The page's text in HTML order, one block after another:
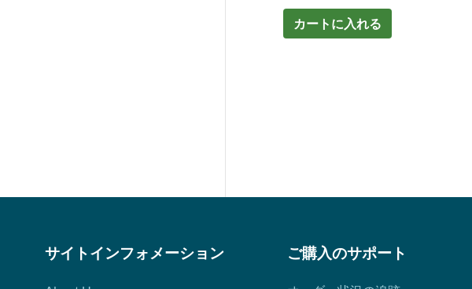
カートに入れる
サイトインフォメーション ご購入のサポート